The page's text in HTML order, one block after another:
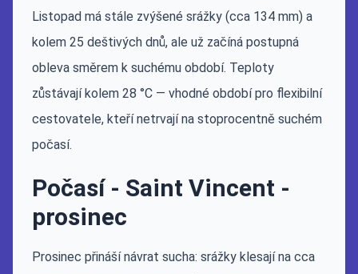
Listopad má stále zvýšené srážky (cca 134 mm) a
kolem 25 deštivých dnů, ale už začíná postupná
obleva směrem k suchému období. Teploty
zůstávají kolem 28 °C — vhodné období pro flexibilní
cestovatele, kteří netrvají na stoprocentně suchém
počasí.
Počasí - Saint Vincent -
prosinec
Prosinec přináší návrat sucha: srážky klesají na cca